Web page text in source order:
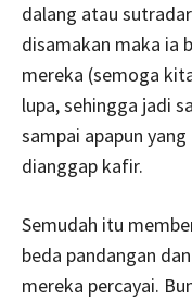
dalang atau
disamakan maka ia
mereka (semoga
lupa, sehingga jadi
sampai apapun
dianggap kafir.
Semudah itu
beda pandangan
mereka percayai.